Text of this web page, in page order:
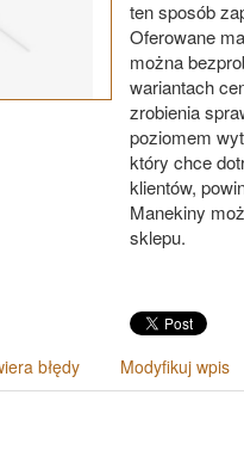
ten sposób
Oferowane
można
wariantach
zrobienia
poziomem
który chce
klientów,
Manekiny
sklepu.
błędy Modyfikuj wpis